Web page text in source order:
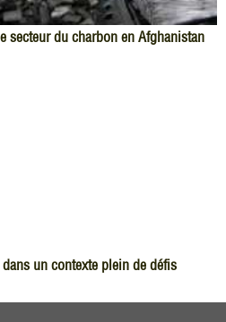
secteur du charbon en Afghanistan
un contexte plein de défis